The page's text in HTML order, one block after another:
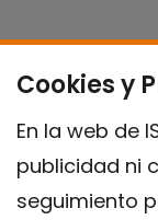
Cookies y
En la web de
publicidad ni
seguimiento